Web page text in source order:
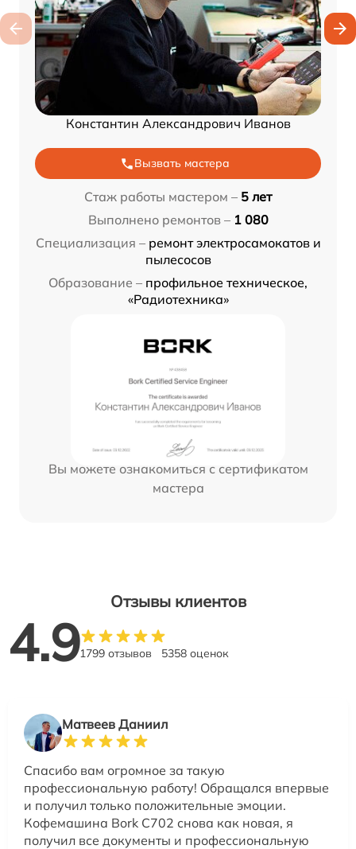
Константин Александрович Иванов
Вызвать мастера
Стаж работы мастером – 5 лет
Выполнено ремонтов – 1 080
Специализация – ремонт электросамокатов и
пылесосов
Образование – профильное техническое,
«Радиотехника»
Вы можете ознакомиться с сертификатом
мастера
Отзывы клиентов
4.91799 отзывов 5358 оценок
Матвеев Даниил
Спасибо вам огромное за такую
профессиональную работу! Обращался впервые
и получил только положительные эмоции.
Кофемашина Bork C702 снова как новая, я
получил все документы и профессиональную